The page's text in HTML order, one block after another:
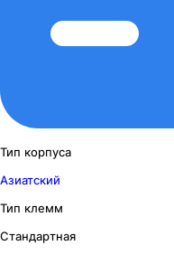
Тип корпуса
Азиатский
Тип клемм
Стандартная